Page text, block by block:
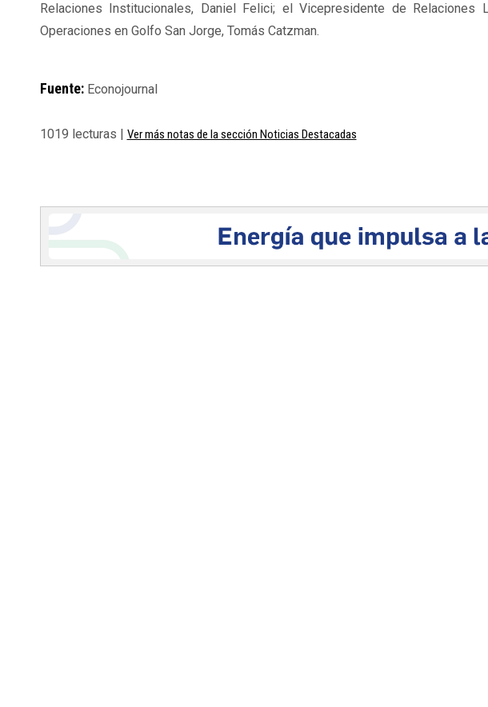
Relaciones Institucionales, Daniel Felici; el Vicepresidente de Relaciones
Operaciones en Golfo San Jorge, Tomás Catzman.
Fuente:Econojournal
1019 lecturas | Ver más notas de la sección Noticias Destacadas